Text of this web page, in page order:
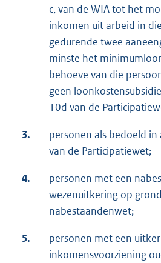
c, van de WIA tot het
inkomen uit arbeid in
gedurende twee
minste het
behoeve van die
geen
10d van de
3.
personen als bedoeld
van de Participatiewet;
4.
personen met een
wezenuitkering op
nabestaandenwet;
5.
personen met een
inkomensvoorziening